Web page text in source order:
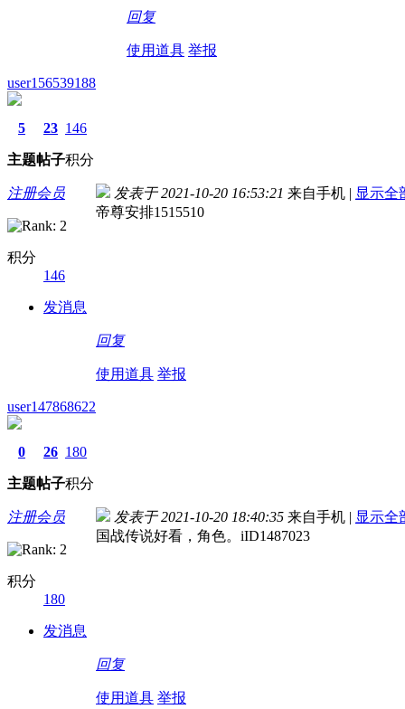
回复
使用道具 举报
user156539188
5
主题
23
帖子
146
积分
注册会员
积分
146
发消息
发表于 2021-10-20 16:53:21 来自手机 | 显示全
帝尊安排1515510
回复
使用道具 举报
user147868622
0
主题
26
帖子
180
积分
注册会员
积分
180
发消息
发表于 2021-10-20 18:40:35 来自手机 | 显示全
国战传说好看，角色。iID1487023
回复
使用道具 举报